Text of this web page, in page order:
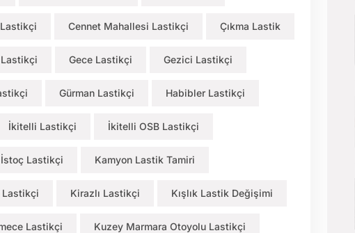
Cennet Mahallesi Lastikçi Çıkma Lastik
Gece Lastikçi Gezici Lastikçi
Gürman Lastikçi Habibler Lastikçi
İkitelli Lastikçi İkitelli OSB Lastikçi
İstoç Lastikçi Kamyon Lastik Tamiri
Lastikçi Kirazlı Lastikçi Kışlık Lastik Değişimi
Lastikçi Kuzey Marmara Otoyolu Lastikçi